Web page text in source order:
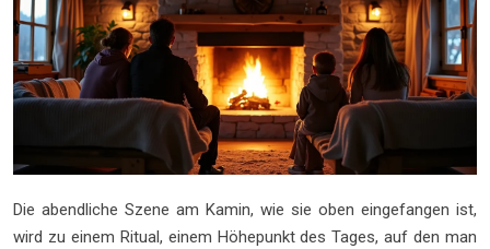
Die abendliche Szene am Kamin, wie sie oben eingefangen ist,
wird zu einem Ritual, einem Höhepunkt des Tages, auf den man